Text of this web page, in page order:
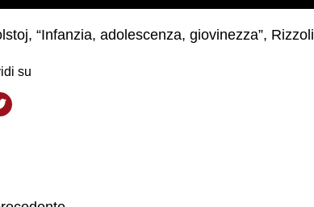
“Infanzia, adolescenza, giovinezza”, Rizzoli
su